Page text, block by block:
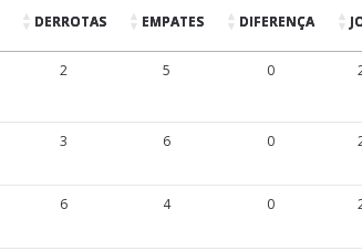
DERROTAS EMPATES DIFERENÇA
2 5 0
3 6 0
6 4 0